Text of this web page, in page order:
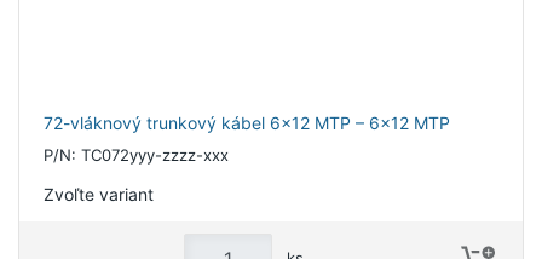
72-vláknový trunkový kábel 6x12 MTP – 6x12 MTP
P/N: TC072yyy-zzzz-xxx
Zvoľte variant